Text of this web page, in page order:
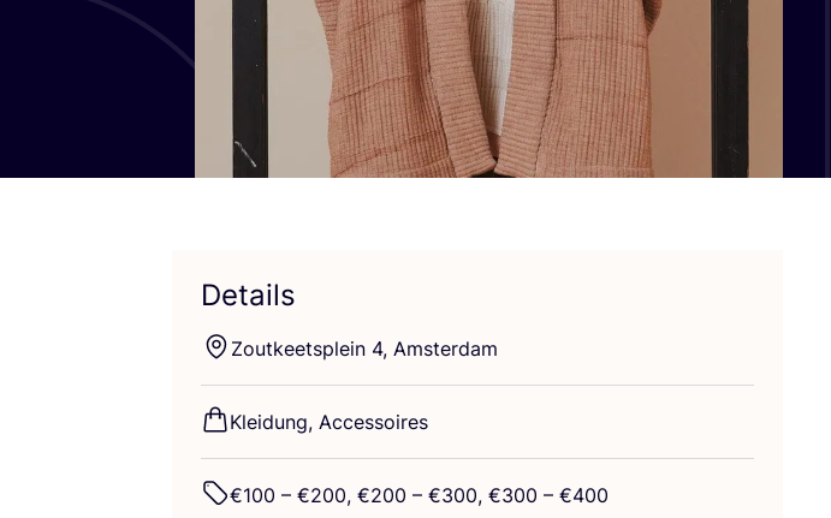
Details
Zout­keets­plein 4, Amsterdam
Klei­dung, Accessoires
€100 – €200, €200 – €300, €300 – €400